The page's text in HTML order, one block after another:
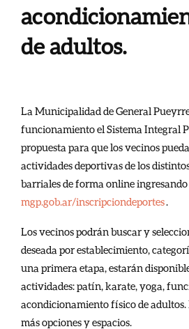
de adultos.
La Municipalidad de General
funcionamiento el Sistema Integral
propuesta para que los vecinos
actividades deportivas de los
barriales de forma online ingresando
mgp.gob.ar/inscripciondeportes.
Los vecinos podrán buscar y
deseada por establecimiento,
una primera etapa, estarán
actividades: patín, karate, yoga,
acondicionamiento físico de adultos.
más opciones y espacios.